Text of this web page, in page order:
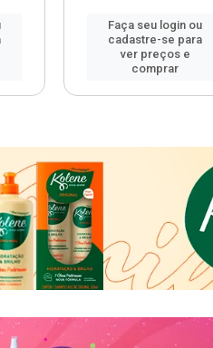
Faça seu login ou
cadastre-se para
ver preços e
comprar